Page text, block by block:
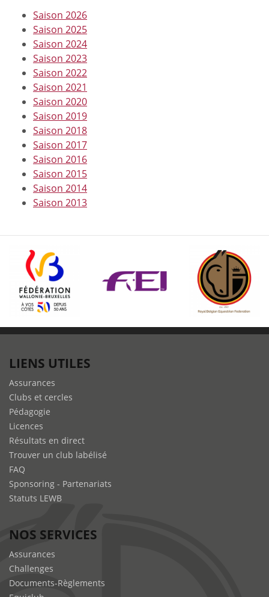
Saison 2026
Saison 2025
Saison 2024
Saison 2023
Saison 2022
Saison 2021
Saison 2020
Saison 2019
Saison 2018
Saison 2017
Saison 2016
Saison 2015
Saison 2014
Saison 2013
LIENS UTILES
Assurances
Clubs et cercles
Pédagogie
Licences
Résultats en direct
Trouver un club labélisé
FAQ
Sponsoring - Partenariats
Statuts LEWB
NOS SERVICES
Assurances
Challenges
Documents-Règlements